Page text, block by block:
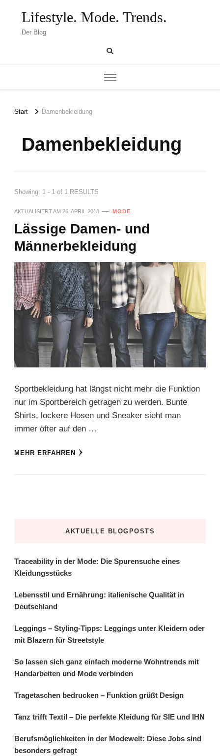
Lifestyle. Mode. Trends.
Der Blog
Start Damenbekleidung
Damenbekleidung
Showing: 1 - 1 of 1 RESULTS
AKTUALISIERT AM 26. APRIL 2018 MODE
Lässige Damen- und
Männerbekleidung
Sportbekleidung hat längst nicht mehr die Funktion
nur im Sportbereich getragen zu werden. Bunte
Shirts, lockere Hosen und Sneaker sieht man
immer öfter auf den …
MEHR ERFAHREN
AKTUELLE BLOGPOSTS
Traceability in der Mode: Die Spurensuche eines
Kleidungsstücks
Lebensstil und Ernährung: italienische Qualität in
Deutschland
Leggings – Styling-Tipps: Leggings unter Kleidern oder
mit Blazern für Streetstyle
So lassen sich ganz einfach moderne Wohntrends mit
Handarbeiten und Mode verbinden
Tragetaschen bedrucken – Funktion grüßt Design
Tanz trifft Textil – Die perfekte Kleidung für SIE und IHN
Berufsmöglichkeiten in der Modewelt: Diese Jobs sind
besonders gefragt